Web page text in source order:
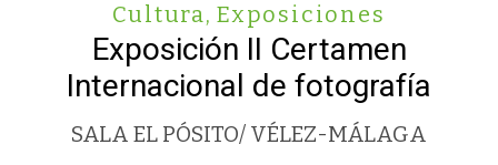
Cultura, Exposiciones
Exposición II Certamen
Internacional de fotografía
SALA EL PÓSITO/ VÉLEZ-MÁLAGA